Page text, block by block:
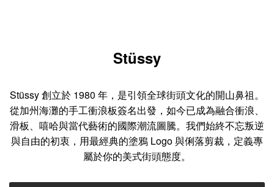
Stüssy
Stüssy 創立於 1980 年，是引領全球街頭文化的開山鼻祖。
從加州海灘的手工衝浪板簽名出發，如今已成為融合衝浪、
滑板、嘻哈與當代藝術的國際潮流圖騰。我們始終不忘叛逆
與自由的初衷，用最經典的塗鴉 Logo 與俐落剪裁，定義專
屬於你的美式街頭態度。